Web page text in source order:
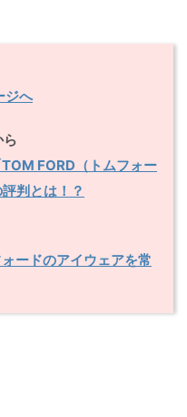
ジへ
FORD（トムフォー
判とは！？
ードのアイウェアを常